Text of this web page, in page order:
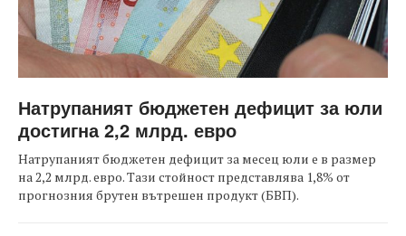
Натрупаният бюджетен дефицит за юли
достигна 2,2 млрд. евро
Натрупаният бюджетен дефицит за месец юли е в размер
на 2,2 млрд. евро. Тази стойност представлява 1,8% от
прогнозния брутен вътрешен продукт (БВП).